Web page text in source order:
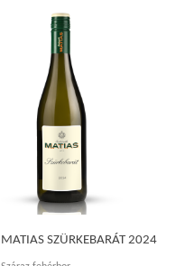
MATIAS SZÜRKEBARÁT 2024